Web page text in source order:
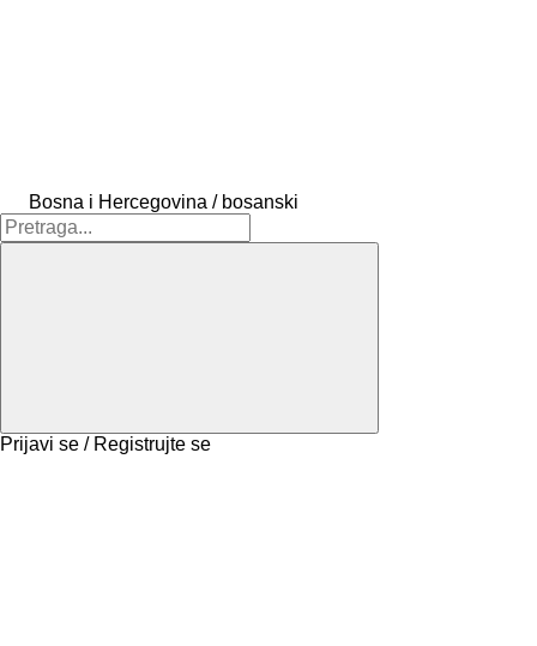
Bosna i Hercegovina / bosanski
Prijavi se / Registrujte se